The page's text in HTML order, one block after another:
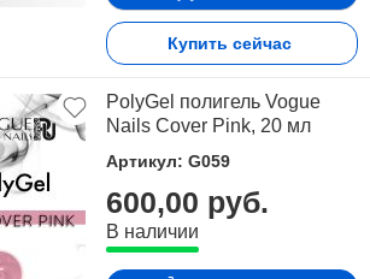
Купить сейчас
PolyGel полигель Vogue
Nails Cover Pink, 20 мл
Артикул: G059
600,00 руб.
В наличии